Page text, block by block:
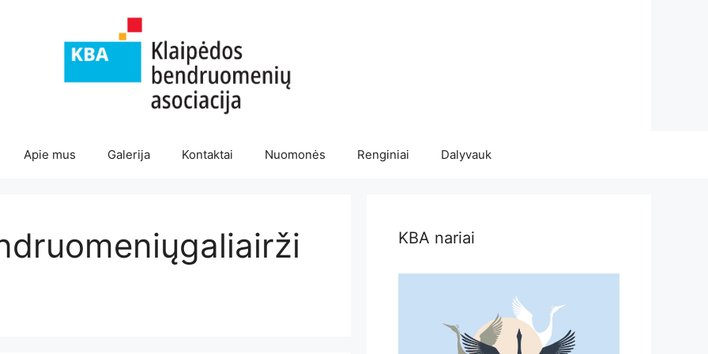
Apie mus Galerija Kontaktai Nuomonės Renginiai Dalyvauk
KBA nariai